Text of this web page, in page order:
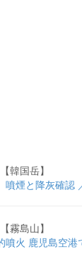
韓国岳】
噴煙と降灰確認
霧島山】
噴火 鹿児島空